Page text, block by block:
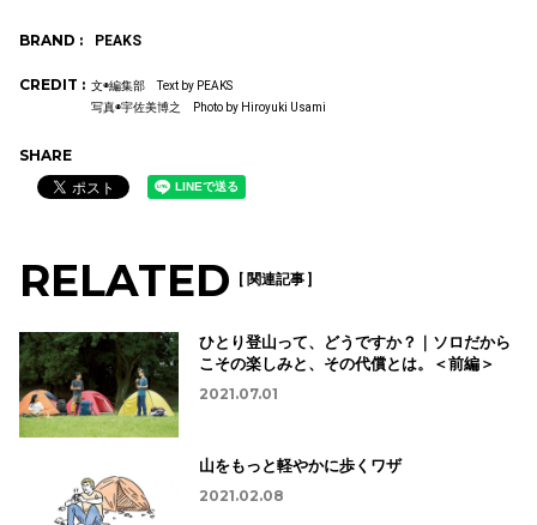
BRAND : PEAKS
CREDIT : 文◉編集部 Text by PEAKS
写真◉宇佐美博之 Photo by Hiroyuki Usami
SHARE
RELATED [ 関連記事 ]
ひとり登山って、どうですか？｜ソロだから
こその楽しみと、その代償とは。＜前編＞
2021.07.01
山をもっと軽やかに歩くワザ
2021.02.08